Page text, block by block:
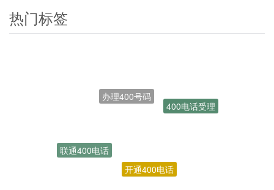
热门标签
联通400电话
400电话受理